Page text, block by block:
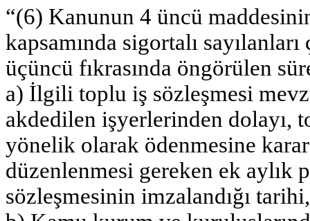
“(6) Kanunun 4 üncü
kapsamında sigortalı
üçüncü fıkrasında öngörülen
a) İlgili toplu iş sözleşmesi
akdedilen işyerlerinden dolayı,
yönelik olarak ödenmesine
düzenlenmesi gereken ek
sözleşmesinin imzalandığı tarihi,